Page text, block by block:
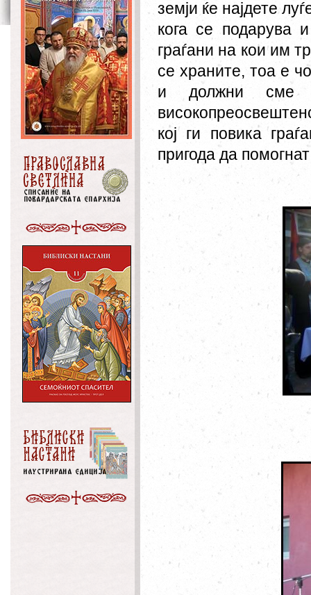
земји ќе најдете
кога се подарува
граѓани на кои им
се храните, тоа е
и должни
кој ги повика
пригода да